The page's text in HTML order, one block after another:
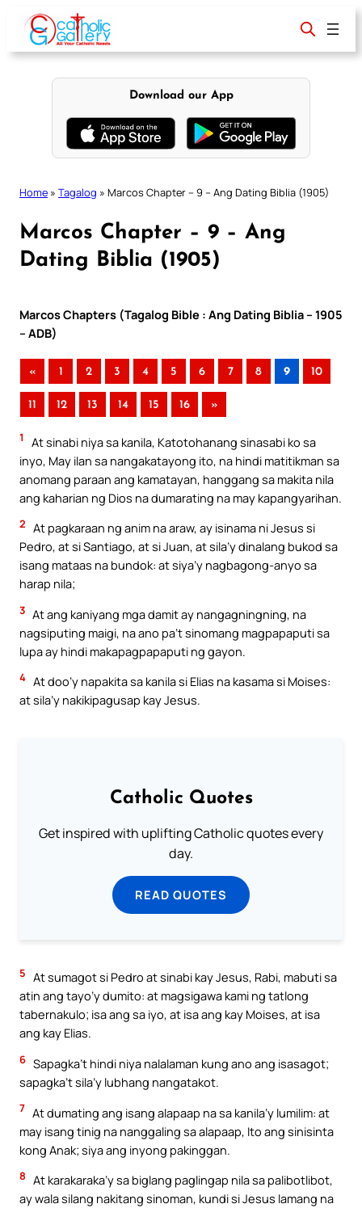
content
Download our App
Home » Tagalog » Marcos Chapter – 9 – Ang Dating Biblia (1905)
Marcos Chapter – 9 – Ang
Dating Biblia (1905)
Marcos Chapters (Tagalog Bible : Ang Dating Biblia – 1905
– ADB)
« 1 2 3 4 5 6 7 8 9 10
11 12 13 14 15 16 »
1
At sinabi niya sa kanila, Katotohanang sinasabi ko sa
inyo, May ilan sa nangakatayong ito, na hindi matitikman sa
anomang paraan ang kamatayan, hanggang sa makita nila
ang kaharian ng Dios na dumarating na may kapangyarihan.
2 At pagkaraan ng anim na araw, ay isinama ni Jesus si
Pedro, at si Santiago, at si Juan, at sila’y dinalang bukod sa
isang mataas na bundok: at siya’y nagbagong-anyo sa
harap nila;
3 At ang kaniyang mga damit ay nangagningning, na
nagsiputing maigi, na ano pa’t sinomang magpapaputi sa
lupa ay hindi makapagpapaputi ng gayon.
4 At doo’y napakita sa kanila si Elias na kasama si Moises:
at sila’y nakikipagusap kay Jesus.
Catholic Quotes
Get inspired with uplifting Catholic quotes every
day.
READ QUOTES
5 At sumagot si Pedro at sinabi kay Jesus, Rabi, mabuti sa
atin ang tayo’y dumito: at magsigawa kami ng tatlong
tabernakulo; isa ang sa iyo, at isa ang kay Moises, at isa
ang kay Elias.
6 Sapagka’t hindi niya nalalaman kung ano ang isasagot;
sapagka’t sila’y lubhang nangatakot.
7 At dumating ang isang alapaap na sa kanila’y lumilim: at
may isang tinig na nanggaling sa alapaap, Ito ang sinisinta
kong Anak; siya ang inyong pakinggan.
8 At karakaraka’y sa biglang paglingap nila sa palibotlibot,
ay wala silang nakitang sinoman, kundi si Jesus lamang na